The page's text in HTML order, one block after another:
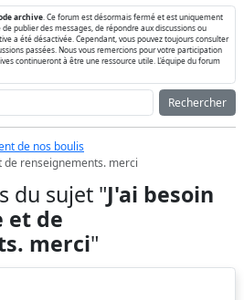
archive . Ce forum est désormais fermé et est uniquement
publier des messages, de répondre aux discussions ou
a été désactivée. Cependant, vous pouvez toujours consulter
passées. Nous vous remercions pour votre participation
continueront à être une ressource utile. L'équipe du forum
Rechercher
de nos boulis
de renseignements. merci
du sujet "J'ai besoin
et de
merci"